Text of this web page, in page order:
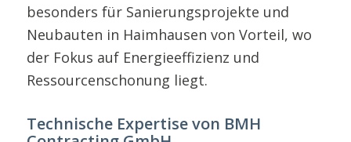
besonders für Sanierungsprojekte und
Neubauten in Haimhausen von Vorteil, wo
der Fokus auf Energieeffizienz und
Ressourcenschonung liegt.
Technische Expertise von BMH